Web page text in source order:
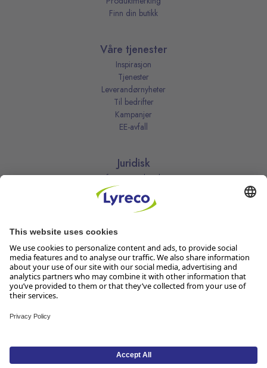
Finn din butikk
Våre tjenester
Inspirasjon
Tjenester
Leverandørnyheter
Til bedrifter
Kampanjer
EE-avfall
Juridisk
Informasjonskapsler
Kjøpsbetingelser
Personvernerklæring
Vilkår
Vilkår for kundeklubben
Åpenhetsloven
Endre dine personvernsinnstillinger